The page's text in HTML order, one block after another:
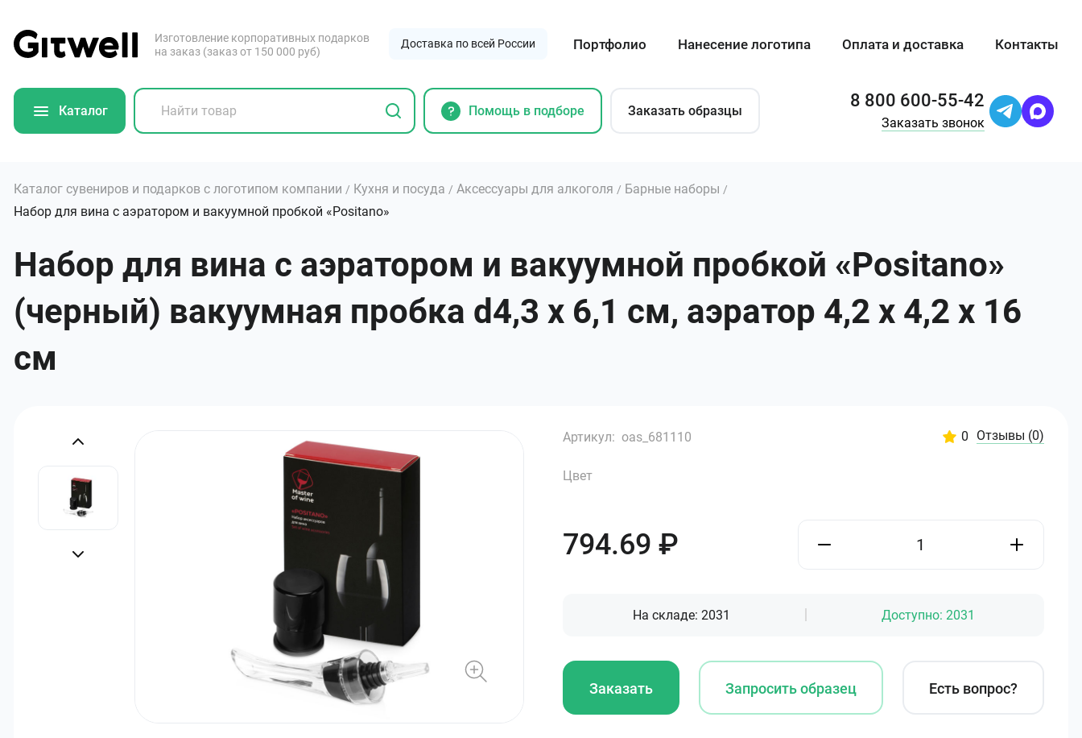
Изготовление корпоративных подарков
на заказ (заказ от 150 000 руб)
Доставка по всей России Портфолио Нанесение логотипа Оплата и доставка Контакты
Каталог Помощь в подборе Заказать образцы 8 800 600-55-42
Заказать звонок
Каталог сувениров и подарков с логотипом компании / Кухня и посуда / Аксессуары для алкоголя / Барные наборы /
Набор для вина с аэратором и вакуумной пробкой «Positano»
Набор для вина с аэратором и вакуумной пробкой «Positano»
(черный) вакуумная пробка d4,3 х 6,1 см, аэратор 4,2 х 4,2 х 16
см
Артикул: oas_681110 0 Отзывы (0)
Цвет
794.69 ₽
На складе: 2031 Доступно: 2031
Заказать Запросить образец Есть вопрос?